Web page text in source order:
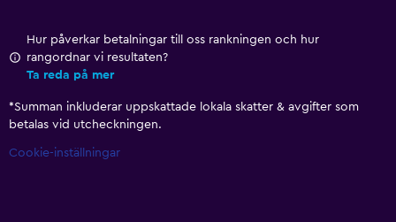
Hur påverkar betalningar till oss rankningen och hur
rangordnar vi resultaten?
Ta reda på mer
*Summan inkluderar uppskattade lokala skatter & avgifter som
betalas vid utcheckningen.
Cookie-inställningar